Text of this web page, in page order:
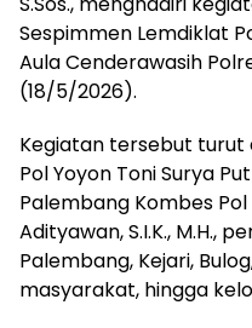
Sespimmen Lemdiklat
Aula Cenderawasih
(18/5/2026).
Kegiatan tersebut turut
Pol Yoyon Toni Surya
Palembang Kombes
Adityawan, S.I.K., M.H.,
Palembang, Kejari,
masyarakat, hingga